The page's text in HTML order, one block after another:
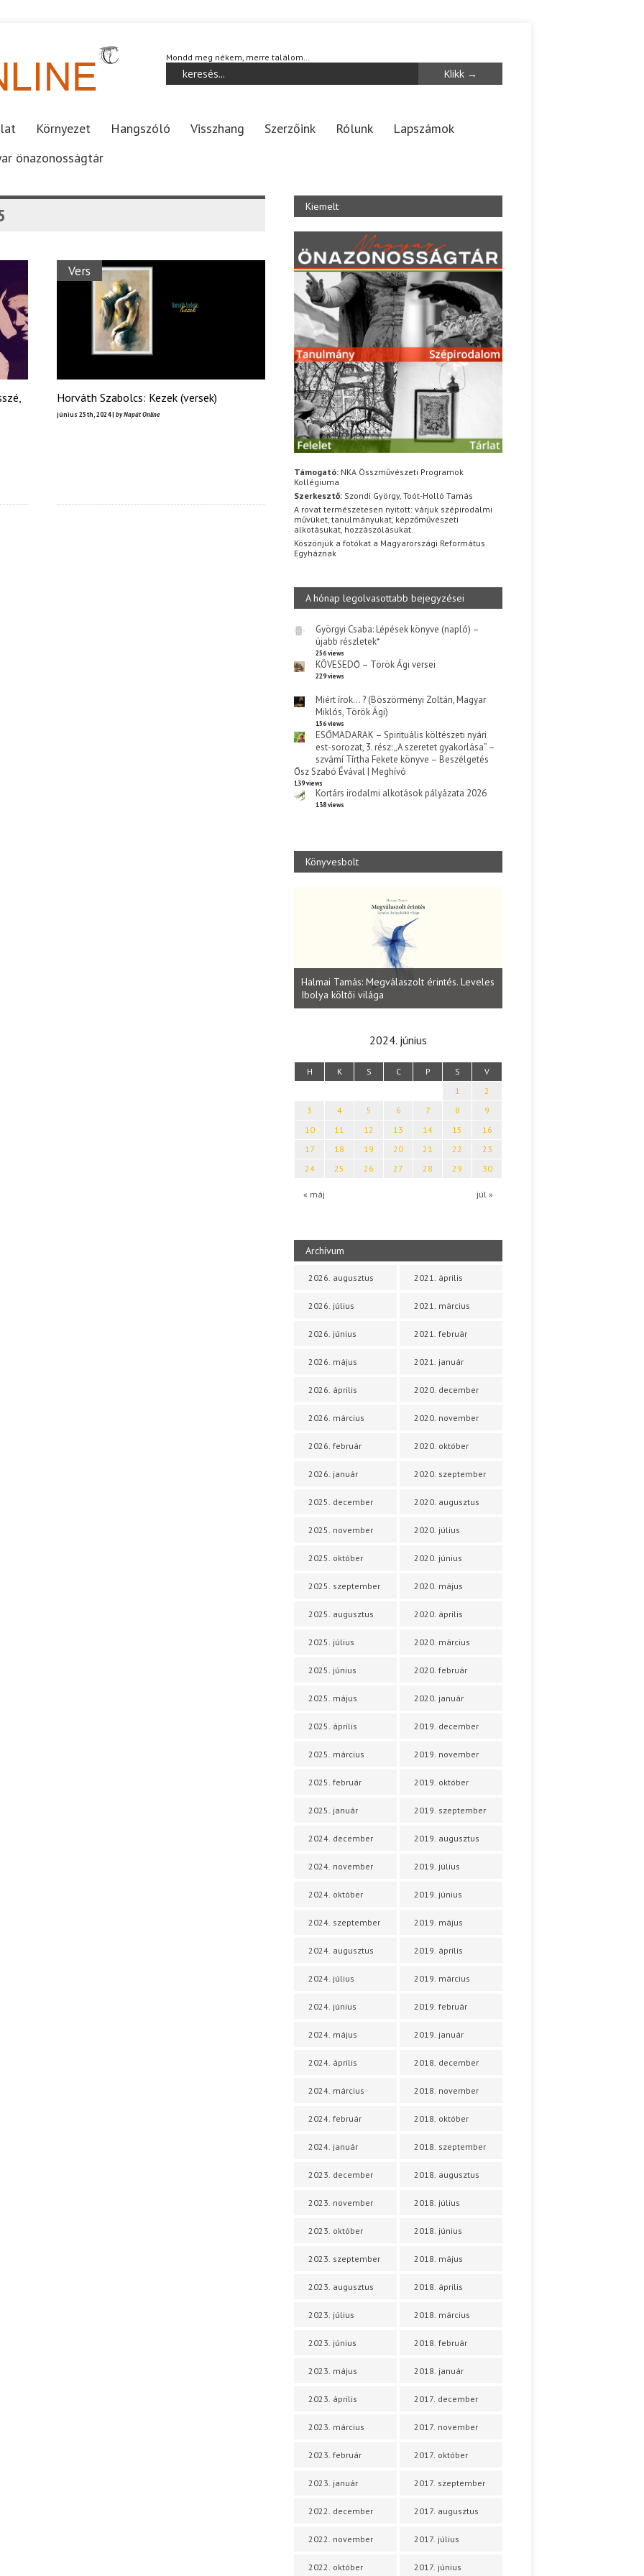
Mondd meg nékem, merre találom…
Környezet Hangszóló Visszhang Szerzőink Rólunk
Lapszámok
önazonosságtár
Vers
Horváth Szabolcs: Kezek (versek)
június 25th, 2024 | by Napút Online
Kiemelt
Támogató: NKA Összművészeti Programok
Kollégiuma
Szerkesztő: Szondi György, Toót-Holló Tamás
A rovat természetesen nyitott: várjuk szépirodalmi
művüket, tanulmányukat, képzőművészeti
alkotásukat, hozzászólásukat.
Köszönjük a fotókat a Magyarországi Református
Egyháznak
A hónap legolvasottabb bejegyzései
Györgyi Csaba: Lépések könyve (napló) –
újabb részletek*
256 views
KÖVESEDŐ – Török Ági versei
229 views
Miért írok… ? (Böszörményi Zoltán, Magyar
Miklós, Török Ági)
156 views
ESŐMADARAK – Spirituális költészeti nyári
est-sorozat, 3. rész: „A szeretet gyakorlása” –
szvámí Tírtha Fekete könyve – Beszélgetés
Ősz Szabó Évával | Meghívó
139 views
Kortárs irodalmi alkotások pályázata 2026
138 views
Könyvesbolt
Halmai Tamás: Megválaszolt érintés. Leveles
Ibolya költői világa
2024. június
H K S C P S V
« máj júl »
1
2
3
4 5 6 7 8
9
10
11 12 13 14 15
16
17
18 19 20 21 22
23
24
25 26 27 28 29 30
Archívum
2026. augusztus
2026. július
2026. június
2026. május
2026. április
2026. március
2026. február
2026. január
2025. december
2025. november
2025. október
2025. szeptember
2025. augusztus
2025. július
2025. június
2025. május
2025. április
2025. március
2025. február
2025. január
2024. december
2024. november
2024. október
2024. szeptember
2024. augusztus
2024. július
2024. június
2024. május
2024. április
2024. március
2024. február
2024. január
2023. december
2023. november
2023. október
2023. szeptember
2023. augusztus
2023. július
2023. június
2023. május
2023. április
2023. március
2023. február
2023. január
2022. december
2022. november
2022. október
2021. április
2021. március
2021. február
2021. január
2020. december
2020. november
2020. október
2020. szeptember
2020. augusztus
2020. július
2020. június
2020. május
2020. április
2020. március
2020. február
2020. január
2019. december
2019. november
2019. október
2019. szeptember
2019. augusztus
2019. július
2019. június
2019. május
2019. április
2019. március
2019. február
2019. január
2018. december
2018. november
2018. október
2018. szeptember
2018. augusztus
2018. július
2018. június
2018. május
2018. április
2018. március
2018. február
2018. január
2017. december
2017. november
2017. október
2017. szeptember
2017. augusztus
2017. július
2017. június